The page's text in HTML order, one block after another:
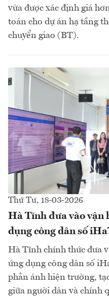
vừa được xác định giá
toán cho dự án hạ tầng
chuyển giao (BT).
Thứ Tư, 18-03-2026
Hà Tĩnh đưa vào vận
dụng công dân số
Hà Tĩnh chính thức đưa
ứng dụng công dân số
phản ánh hiện trường,
giữa người dân và chính